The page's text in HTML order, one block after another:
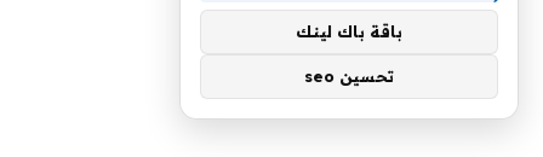
باقة باك لينك
تحسين seo